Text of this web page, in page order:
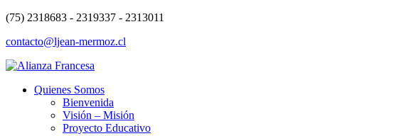
(75) 2318683 - 2319337 - 2313011
contacto@ljean-mermoz.cl
Quienes Somos
Bienvenida
Visión – Misión
Proyecto Educativo